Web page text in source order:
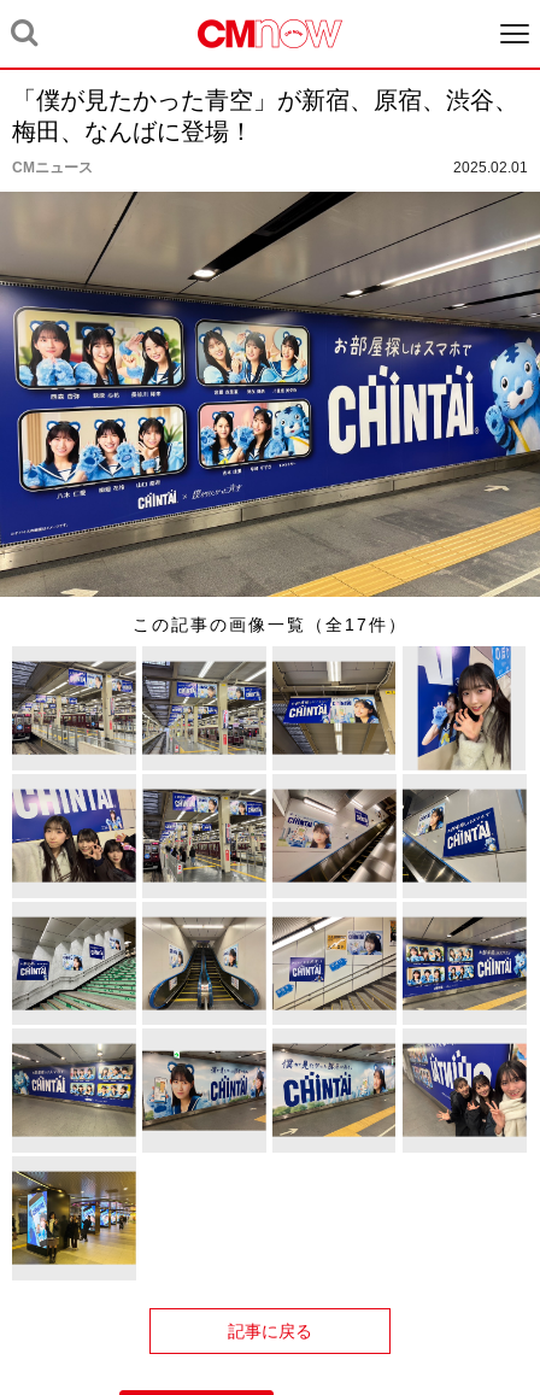
「僕が見たかった青空」が新宿、原宿、渋谷、
梅田、なんばに登場！
CMニュース 2025.02.01
この記事の画像一覧（全17件）
記事に戻る